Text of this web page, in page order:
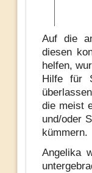
Auf die
diesen
helfen,
Hilfe für
die meist
und/oder
kümmern.
Angelika